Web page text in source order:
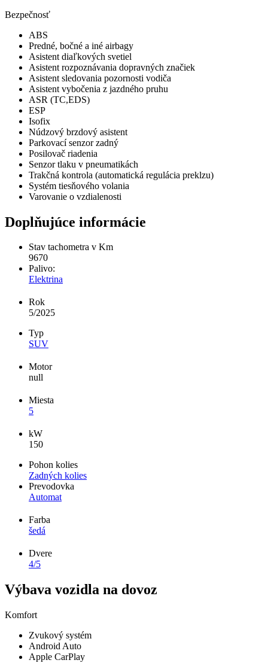
Bezpečnosť
ABS
Predné, bočné a iné airbagy
Asistent diaľkových svetiel
Asistent rozpoznávania dopravných značiek
Asistent sledovania pozornosti vodiča
Asistent vybočenia z jazdného pruhu
ASR (TC,EDS)
ESP
Isofix
Núdzový brzdový asistent
Parkovací senzor zadný
Posilovač riadenia
Senzor tlaku v pneumatikách
Trakčná kontrola (automatická regulácia preklzu)
Systém tiesňového volania
Varovanie o vzdialenosti
Doplňujúce informácie
Stav tachometra v Km
9670
Palivo:
Elektrina
Rok
5/2025
Typ
SUV
Motor
null
Miesta
5
kW
150
Pohon kolies
Zadných kolies
Prevodovka
Automat
Farba
šedá
Dvere
4/5
Výbava vozidla na dovoz
Komfort
Zvukový systém
Android Auto
Apple CarPlay